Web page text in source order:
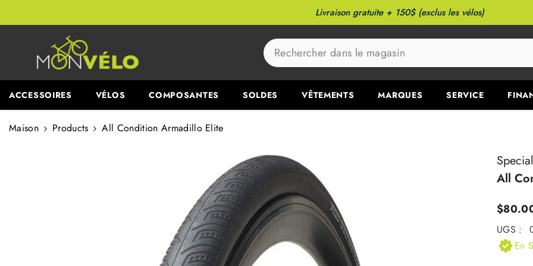
Livraison gratuite + 150$ (exclus les vélos)
ACCESSOIRES VÉLOS COMPOSANTES SOLDES VÊTEMENTS MARQUES SERVICE
Maison Products All Condition Armadillo Elite
All
UGS :
En